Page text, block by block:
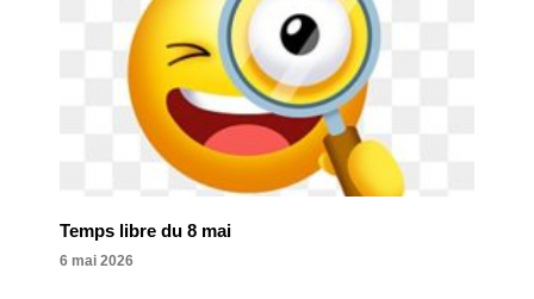
Temps libre du 8 mai
6 mai 2026